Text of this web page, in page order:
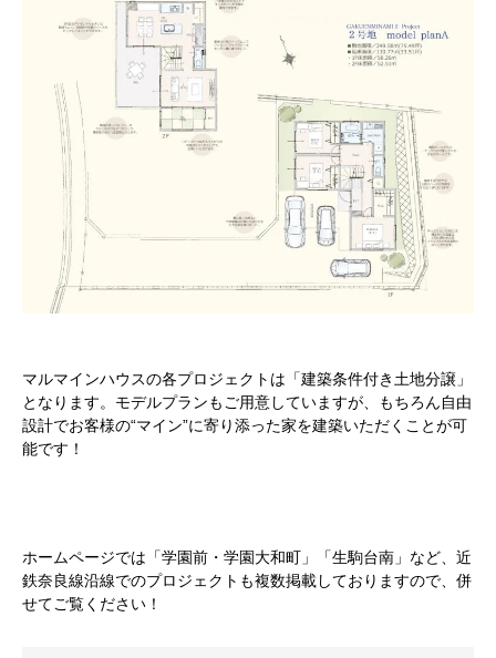
マルマインハウスの各プロジェクトは「建築条件付き土地分譲」
となります。モデルプランもご用意していますが、もちろん自由
設計でお客様の“マイン”に寄り添った家を建築いただくことが可
能です！
ホームページでは「学園前・学園大和町」「生駒台南」など、近
鉄奈良線沿線でのプロジェクトも複数掲載しておりますので、併
せてご覧ください！